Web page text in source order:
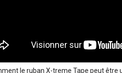
le ruban X-treme Tape peut être